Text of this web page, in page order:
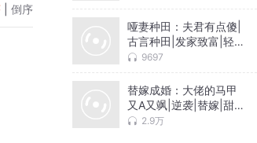
倒序
哑妻种田：夫君有点傻|
古言种田|发家致富|轻
松|弃妇
9697
替嫁成婚：大佬的马甲
又A又飒|逆袭|替嫁|甜
宠|虐渣
2.9万